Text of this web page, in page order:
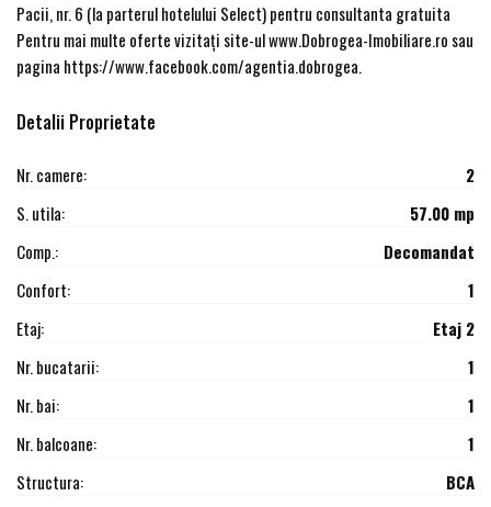
Pacii, nr. 6 (la parterul hotelului Select) pentru consultanta gratuita
Pentru mai multe oferte vizitați site-ul www.Dobrogea-Imobiliare.ro sau
pagina https://www.facebook.com/agentia.dobrogea.
Detalii Proprietate
Nr. camere:
2
S. utila:
57.00 mp
Comp.:
Decomandat
Confort:
1
Etaj:
Etaj 2
Nr. bucatarii:
1
Nr. bai:
1
Nr. balcoane:
1
Structura:
BCA